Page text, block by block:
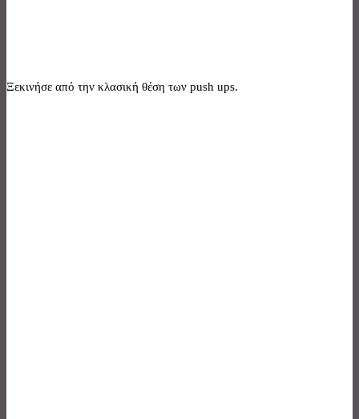
Ξεκινήσε από την κλασική θέση των push ups.